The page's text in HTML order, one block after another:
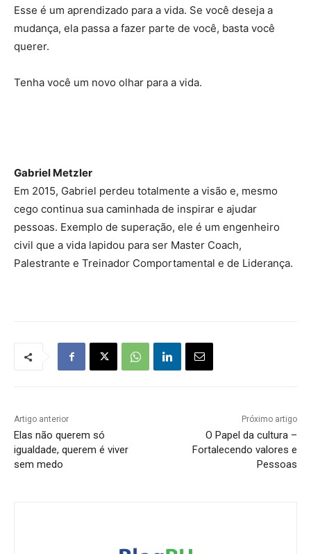
Esse é um aprendizado para a vida. Se você deseja a
mudança, ela passa a fazer parte de você, basta você
querer.
Tenha você um novo olhar para a vida.
Gabriel Metzler
Em 2015, Gabriel perdeu totalmente a visão e, mesmo
cego continua sua caminhada de inspirar e ajudar
pessoas. Exemplo de superação, ele é um engenheiro
civil que a vida lapidou para ser Master Coach,
Palestrante e Treinador Comportamental e de Liderança.
Artigo anterior
Elas não querem só
igualdade, querem é viver
sem medo
Próximo artigo
O Papel da cultura –
Fortalecendo valores e
Pessoas